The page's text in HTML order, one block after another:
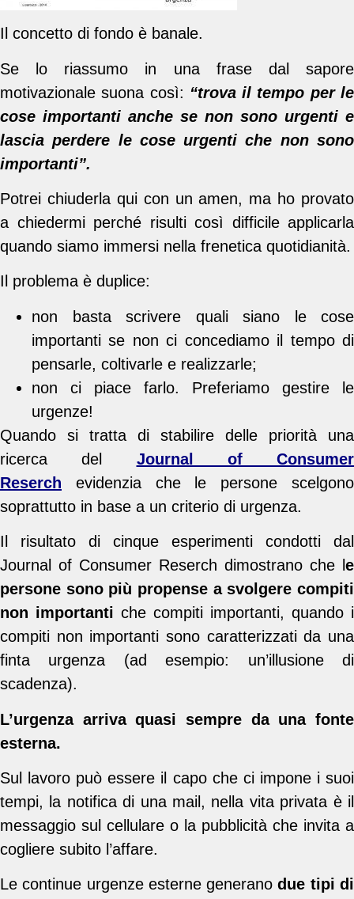
Il concetto di fondo è banale.
Se lo riassumo in una frase dal sapore
motivazionale suona così: “trova il tempo per le
cose importanti anche se non sono urgenti e
lascia perdere le cose urgenti che non sono
importanti”.
Potrei chiuderla qui con un amen, ma ho provato
a chiedermi perché risulti così difficile applicarla
quando siamo immersi nella frenetica quotidianità.
Il problema è duplice:
non basta scrivere quali siano le cose
importanti se non ci concediamo il tempo di
pensarle, coltivarle e realizzarle;
non ci piace farlo. Preferiamo gestire le
urgenze!
Quando si tratta di stabilire delle priorità una
ricerca del Journal of Consumer
Reserch evidenzia che le persone scelgono
soprattutto in base a un criterio di urgenza.
Il risultato di cinque esperimenti condotti dal
Journal of Consumer Reserch dimostrano che l e
persone sono più propense a svolgere compiti
non importanti che compiti importanti, quando i
compiti non importanti sono caratterizzati da una
finta urgenza (ad esempio: un’illusione di
scadenza).
L’urgenza arriva quasi sempre da una fonte
esterna.
Sul lavoro può essere il capo che ci impone i suoi
tempi, la notifica di una mail, nella vita privata è il
messaggio sul cellulare o la pubblicità che invita a
cogliere subito l’affare.
Le continue urgenze esterne generanodue tipi di